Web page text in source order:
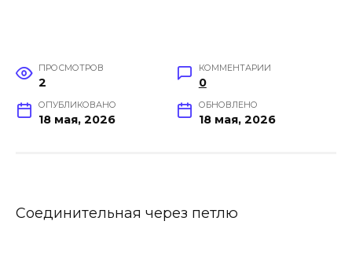
ПРОСМОТРОВ
2
КОММЕНТАРИИ
0
ОПУБЛИКОВАНО
18 мая, 2026
ОБНОВЛЕНО
18 мая, 2026
Соединительная через петлю